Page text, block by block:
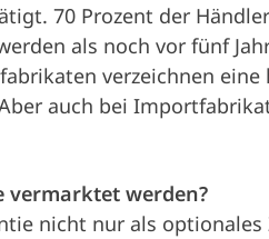
70 Prozent der
als noch vor fünf
verzeichnen eine
auch bei
vermarktet werden?
nicht nur als